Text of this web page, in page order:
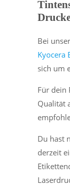
Bei
Kyocera
sich um
Für dein
Qualität
Du hast
derzeit